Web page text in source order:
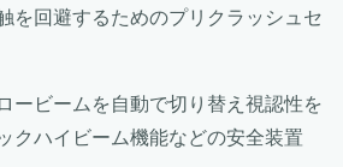
を回避するためのプリクラッシュセ
ービームを自動で切り替え視認性を
クハイビーム機能などの安全装置